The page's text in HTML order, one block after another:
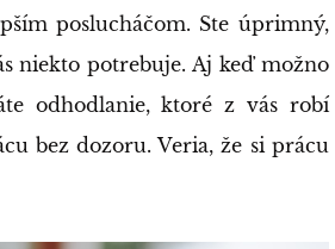
poslucháčom. Ste úprimný,
niekto potrebuje. Aj keď možno
odhodlanie, ktoré z vás robí
bez dozoru. Veria, že si prácu